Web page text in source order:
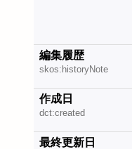
編集履歴
skos:historyNote
作成日
dct:created
最終更新日